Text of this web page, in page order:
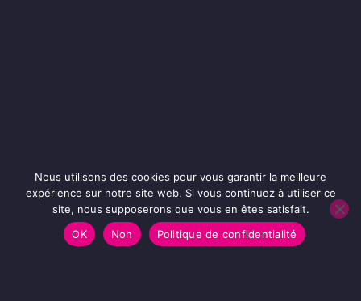
Nous utilisons des cookies pour vous garantir la meilleure
expérience sur notre site web. Si vous continuez à utiliser ce
site, nous supposerons que vous en êtes satisfait.
OK
Non Politique de confidentialité